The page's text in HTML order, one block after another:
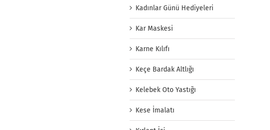
Kadınlar Günü Hediyeleri
Kar Maskesi
Karne Kılıfı
Keçe Bardak Altlığı
Kelebek Oto Yastığı
Kese İmalatı